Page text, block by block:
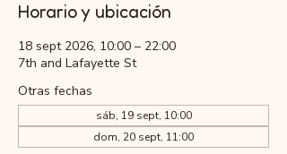
Horario y ubicación
18 sept 2026, 10:00 – 22:00
7th and Lafayette St
Otras fechas
sáb, 19 sept, 10:00
dom, 20 sept, 11:00